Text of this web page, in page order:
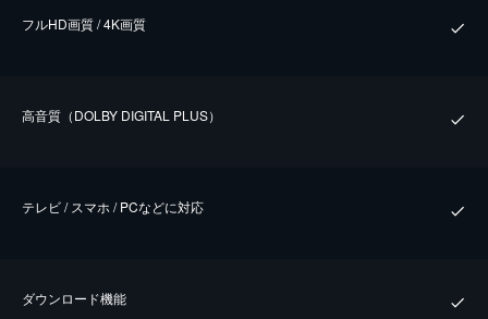
フルHD画質 / 4K画質
⾼⾳質（DOLBY DIGITAL PLUS）
テレビ / スマホ / PCなどに対応
ダウンロード機能